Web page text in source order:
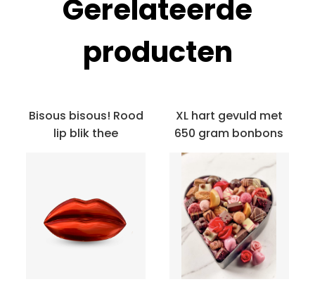
Gerelateerde
producten
Bisous bisous! Rood
lip blik thee
XL hart gevuld met
650 gram bonbons